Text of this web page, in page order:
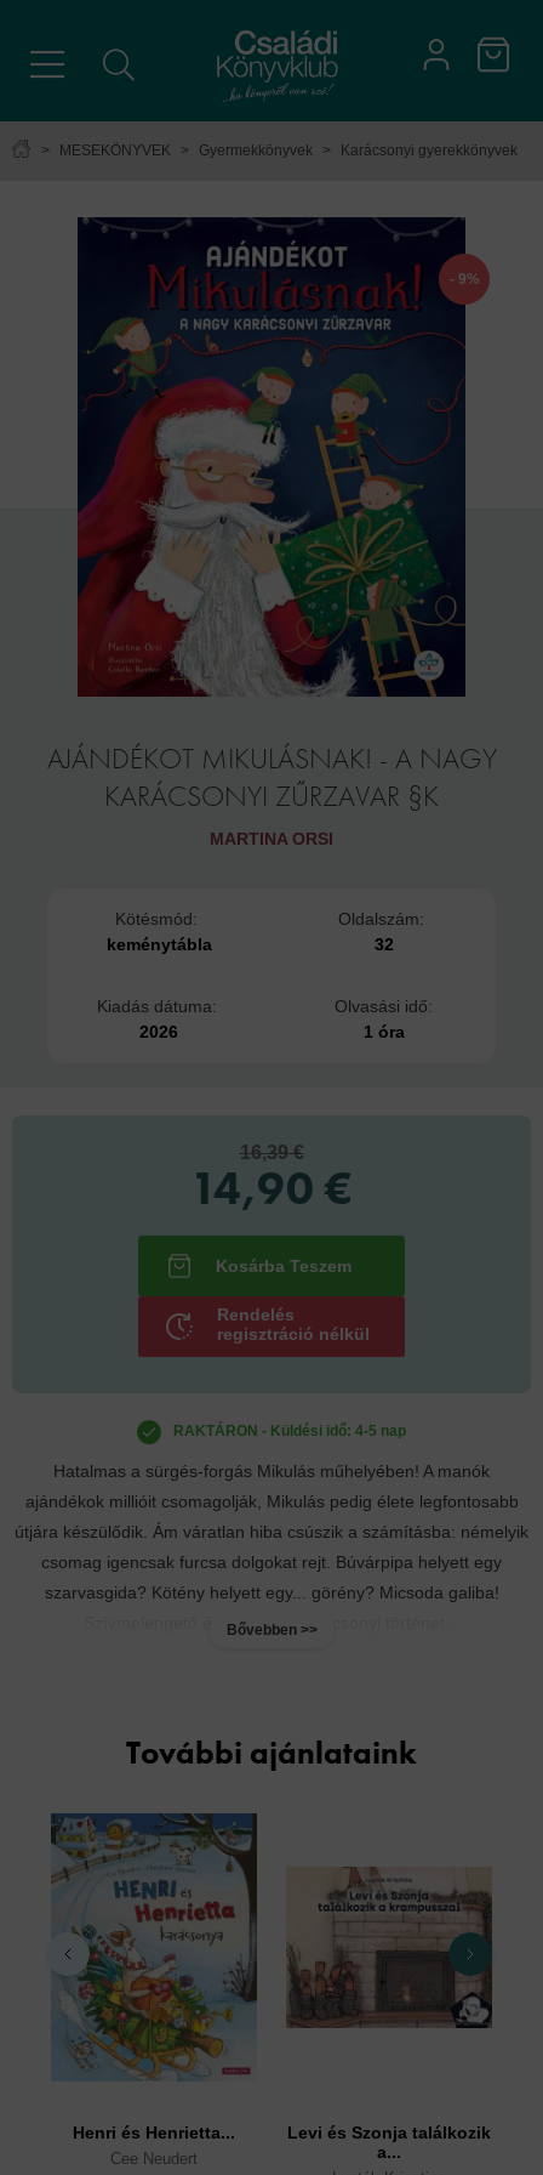
> MESEKÖNYVEK > Gyermekkönyvek > Karácsonyi gyerekkönyvek
- 9%
AJÁNDÉKOT MIKULÁSNAK! - A NAGY
KARÁCSONYI ZŰRZAVAR §K
MARTINA ORSI
Kötésmód:
keménytábla
Oldalszám:
32
Kiadás dátuma:
2026
Olvasási idő:
1 óra
Hatalmas a sürgés-forgás Mikulás műhelyében! A manók
ajándékok millióit csomagolják, Mikulás pedig élete legfontosabb
útjára készülődik. Ám váratlan hiba csúszik a számításba: némelyik
csomag igencsak furcsa dolgokat rejt. Búvárpipa helyett egy
szarvasgida? Kötény helyett egy... görény? Micsoda galiba!
Szívmelengető és humoros karácsonyi történet...
Bővebben >>
RAKTÁRON - Küldési idő: 4-5 nap
16,39 €
14,90 €
Rendelés
regisztráció nélkül
További ajánlataink
Henri és Henrietta...
Cee Neudert
Levi és Szonja találkozik
a...